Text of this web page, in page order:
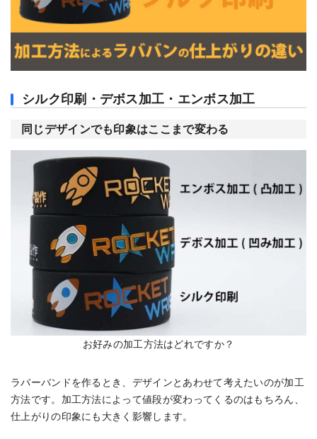
シルク印刷・デボス加工・エンボス加工
同じデザインでも印象はここまで変わる
お好みの加工方法はどれですか？
ラバーバンドを作るとき、デザインとあわせて考えたいのが加工
方法です。加工方法によって値段が変わってくるのはもちろん、
仕上がりの印象にも大きく影響します。